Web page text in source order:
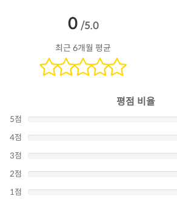
0 /5.0
최근 6개월 평균
평점 비율
5점
4점
3점
2점
1점